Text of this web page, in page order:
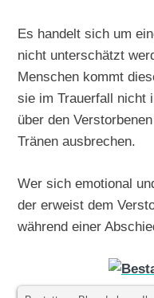
Es handelt sich um
nicht unterschätzt
Menschen kommt
sie im Trauerfall nicht
über den
Tränen ausbrechen.
Wer sich emotional
der erweist dem
während einer